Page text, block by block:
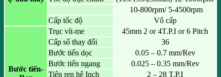
10-800rpm/ 5-4500rpm
Cấp tốc độ
Vô cấp
Bước tiến-
Trục vít-me
45mm 2 or 4T.P.I or 6 Pitch
Cấp số thay đổi
36
Bước tiến dọc
0.05 – 0.7 mm/Rev
Bước tiến ngang
0.025 – 0.35 mm/Rev
Tiện ren hệ Inch
2 – 28 T.P.I